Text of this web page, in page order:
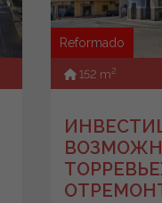
Reformado
152 m2